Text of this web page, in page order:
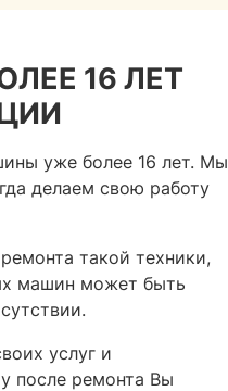
16 ЛЕТ
уже более 16 лет. Мы
делаем свою работу
такой техники,
машин может быть
услуг и
после ремонта Вы